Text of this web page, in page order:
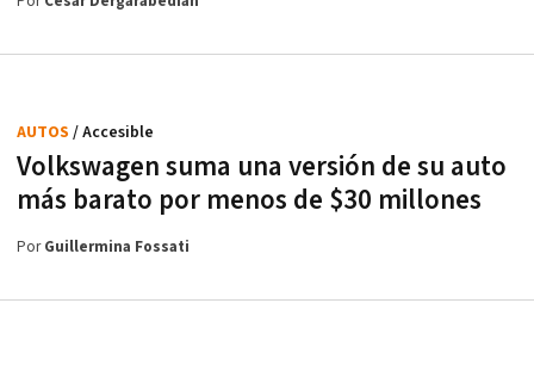
Volkswagen suma una versión de su auto
más barato por menos de $30 millones
AUTOS / Accesible
PorGuillermina Fossati